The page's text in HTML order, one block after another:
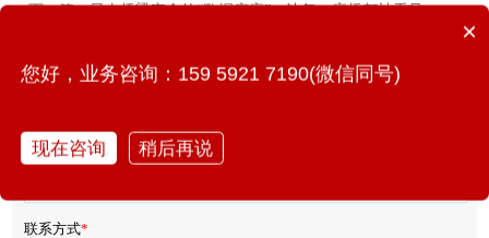
下一篇：昆山桥梁安全的“数据底座”：让每一座桥都被看见
免费获取产品报价/方案
您的姓名*
联系方式*
×
您好，业务咨询：159 5921 7190(微信同号)
现在咨询 稍后再说